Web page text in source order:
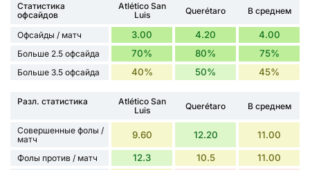
Статистика
офсайдов
Atlético San
Luis
Querétaro В среднем
Офсайды / матч 3.00 4.20 4.00
Больше 2.5 офсайда 70% 80% 75%
Больше 3.5 офсайда 40% 50% 45%
Разл. статистика
Atlético San
Luis
Querétaro В среднем
Совершенные фолы /
матч
9.60 12.20 11.00
Фолы против / матч 12.3 10.5 11.00